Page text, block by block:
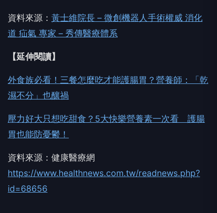
資料來源： 黃士維院長 – 微創機器人手術權威 消化
道 疝氣 專家 – 秀傳醫療體系
【延伸閱讀】
外食族必看！三餐怎麼吃才能護腸胃？營養師：「乾
濕不分」也釀禍
壓力好大只想吃甜食？5大快樂營養素一次看 護腸
胃也能防憂鬱！
資料來源：健康醫療網
https://www.healthnews.com.tw/readnews.php?
id=68656